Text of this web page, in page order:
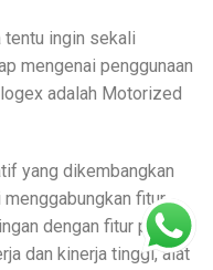
tentu ingin sekali
mengenai penggunaan
adalah Motorized
yang dikembangkan
menggabungkan fitur
dengan fitur pipet
dan kinerja tinggi, alat